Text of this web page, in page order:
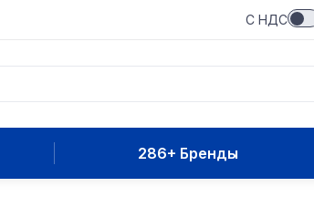
С НДС
286+ Бренды